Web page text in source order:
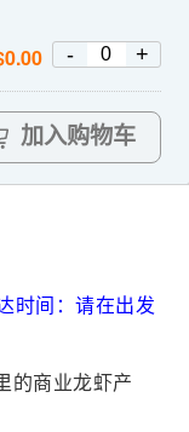
0.00 - +
加入购物车
时间：请在出发
的商业龙虾产